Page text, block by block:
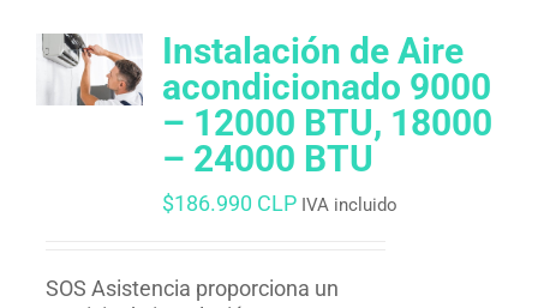
Instalación de Aire
acondicionado 9000
– 12000 BTU, 18000
– 24000 BTU
$186.990 CLP IVA incluido
SOS Asistencia proporciona un